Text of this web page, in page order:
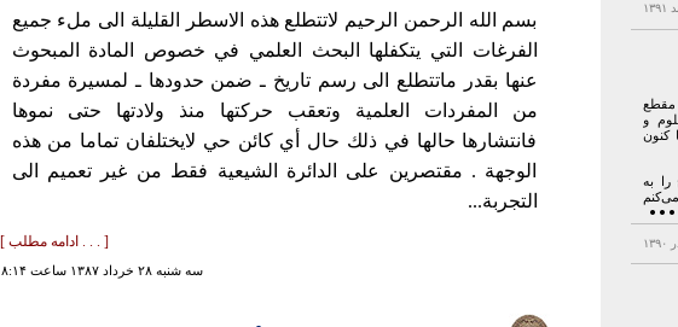
مقطع
و
کنون
به
بسم الله الرحمن الرحيم لاتتطلع هذه الاسطر القليلة الى ملء جميع
الفرغات التي يتكفلها البحث العلمي في خصوص المادة المبحوث
عنها بقدر ماتتطلع الى رسم تاريخ ـ ضمن حدودها ـ لمسيرة مفردة
من المفردات العلمية وتعقب حركتها منذ ولادتها حتى نموها
فانتشارها حالها في ذلك حال أي كائن حي لايختلفان تماما من هذه
الوجهة . مقتصرين على الدائرة الشيعية فقط من غير تعميم الى
التجربة...
[ . . . ادامه مطلب ]
سه شنبه ۲۸ خرداد ۱۳۸۷ ساعت ۱۸:۱۴